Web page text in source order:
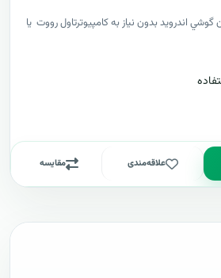
گوشي اندرويد بدون نياز به کامپيوترتاول رووت يا
علاقه‌مندی مقایسه